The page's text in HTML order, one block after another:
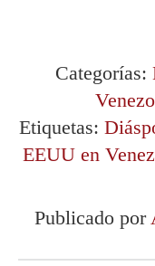
Categorías:
Etiquetas:
EEUU en
Publicado por